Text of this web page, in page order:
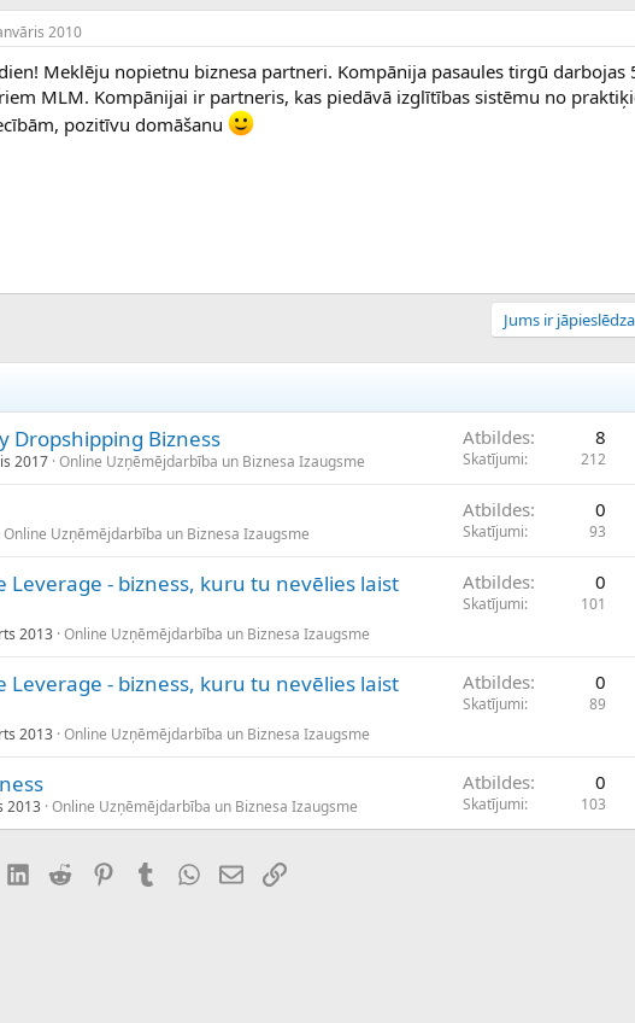
2010
Meklēju nopietnu biznesa partneri. Kompānija pasaules tirgū darbojas
MLM. Kompānijai ir partneris, kas piedāvā izglītības sistēmu no
pozitīvu domāšanu
Jums ir
Dropshipping Bizness
2017 Online Uzņēmējdarbība un Biznesa Izaugsme
Atbildes 8
Skatījumi 212
Online Uzņēmējdarbība un Biznesa Izaugsme
Atbildes 0
Skatījumi 93
Leverage - bizness, kuru tu nevēlies laist
2013 Online Uzņēmējdarbība un Biznesa Izaugsme
Atbildes 0
Skatījumi 101
Leverage - bizness, kuru tu nevēlies laist
2013 Online Uzņēmējdarbība un Biznesa Izaugsme
Atbildes 0
Skatījumi 89
2013 Online Uzņēmējdarbība un Biznesa Izaugsme
Atbildes 0
Skatījumi 103
LinkedIn
Reddit PinterestTumblrWhatsApp
E-pastsSaiti